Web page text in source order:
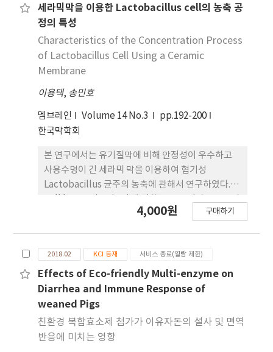
례 밀도가 높았고 이후 낮은 밀도를 유지했다. 멸강나
방은 두 해 모두 매우 낮은 밀도 보였다.
서는 차이가 없었고 비보독-건전벼 조합에서 1일차에
희망찬 품종에 12.3마 리 애멸구가 가장 많이 이동한
반면 보람찬, 익산559, 익산550 품종에는 각 2.0, 2.0,
1.3마리가 이동해 0.5% 수준에서 유의한 결과를 얻었
다. 벼 품종별 피해정도는 시 험관에 벼 4개 품종을 한
을 조 사하였다. 일품은 3마리 접종시 12일차에, 호품
은 20일차에, 추청은 27일차에, 남 평은 22일차에 모
두 고사한 반면 1마리 접종시 일품은 22일차에 모두
고사하였고 50일차까지 호품은 33%, 추청은 66%,
남평은 모두 고사하지 않았다.
세라믹막을 이용한 Lactobacillus cell의 농축 공
정의 특성
Characteristics of the Concentration Process
of Lactobacillus Cell Using a Ceramic
Membrane
이용택, 송민호
멤브레인 Volume 14 No.3
pp.192-200
한국막학회
본 연구에서는 유기질막에 비해 안정성이 우수하고
사용수명이 긴 세라믹 막을 이용하여 혐기성
Lactobacillus 균주의 농축에 관해서 연구하였다.
압력, 온도, 선속도 등에 대해 조사하였으며 세라믹
VCF(volumetric concentration factor)에서
TMP변화 등의 최적조건에 관해 알아보았다. 그 결과
플럭스는 TMP, 선속도, VCF가 증가함에 따라 투과
수량도 증가함을 알 수 있었다. 온도가 증가할수록 점
도에 의해 초기 플럭스도 증가하지만 시간이 경과함
에 따라 막 표면의 겔층의 형성으로 온도의 영향은 미
4,000원 구매하기
2018.02 KCI 등재 서비스 종료(열람 제한)
Effects of Eco-friendly Multi-enzyme on
Diarrhea and Immune Response of
weaned Pigs
친환경 복합효소제 첨가가 이유자돈의 설사 및 면역
반응에 미치는 영향